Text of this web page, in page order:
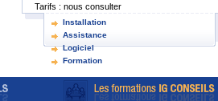
Tarifs : nous consulter
Installation
Assistance
Logiciel
Formation